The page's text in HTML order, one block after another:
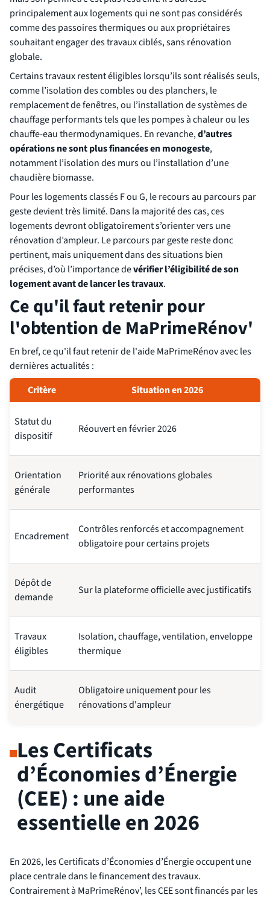
principalement aux logements qui ne sont pas considérés
comme des passoires thermiques ou aux propriétaires
souhaitant engager des travaux ciblés, sans rénovation
globale.
Certains travaux restent éligibles lorsqu’ils sont réalisés seuls,
comme l’isolation des combles ou des planchers, le
remplacement de fenêtres, ou l’installation de systèmes de
chauffage performants tels que les pompes à chaleur ou les
chauffe-eau thermodynamiques. En revanche,d’autres
opérations ne sont plus financées en monogeste,
notamment l’isolation des murs ou l’installation d’une
chaudière biomasse.
Pour les logements classés F ou G, le recours au parcours par
geste devient très limité. Dans la majorité des cas, ces
logements devront obligatoirement s’orienter vers une
rénovation d’ampleur. Le parcours par geste reste donc
pertinent, mais uniquement dans des situations bien
précises, d’où l’importance devérifier l’éligibilité de son
logement avant de lancer les travaux.
Ce qu'il faut retenir pour
l'obtention de MaPrimeRénov'
En bref, ce qu'il faut retenir de l'aide MaPrimeRénov avec les
dernières actualités :
Critère
Situation en 2026
Statut du
dispositif
Réouvert en février 2026
Orientation
générale
Priorité aux rénovations globales
performantes
Encadrement
Contrôles renforcés et accompagnement
obligatoire pour certains projets
Dépôt de
demande
Sur la plateforme officielle avec justificatifs
Travaux
éligibles
Isolation, chauffage, ventilation, enveloppe
thermique
Audit
énergétique
Obligatoire uniquement pour les
rénovations d'ampleur
Les Certificats
d’Économies d’Énergie
(CEE) : une aide
essentielle en 2026
En 2026, les Certificats d’Économies d’Énergie occupent une
place centrale dans le financement des travaux.
Contrairement à MaPrimeRénov’, les CEE sont financés par les